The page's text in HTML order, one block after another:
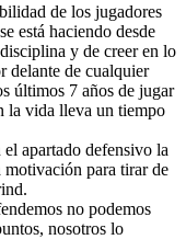
de los jugadores
está haciendo desde
y de creer en lo
delante de cualquier
últimos 7 años de jugar
la vida lleva un tiempo
apartado defensivo la
motivación para tirar de
no podemos
nosotros lo